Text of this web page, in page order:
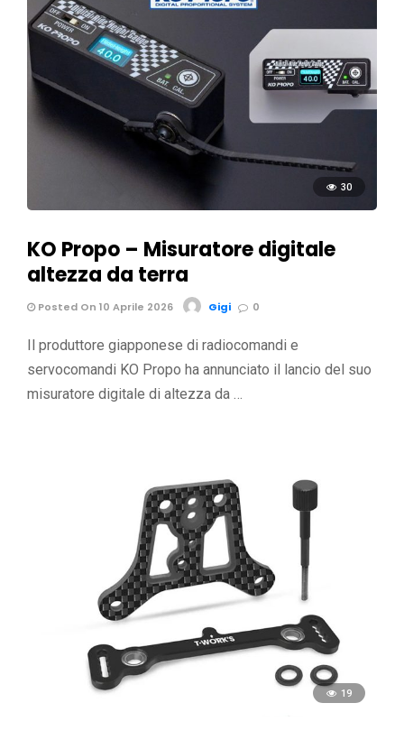
30
KO Propo – Misuratore digitale
altezza da terra
Posted On 10 Aprile 2026 Gigi 0
Il produttore giapponese di radiocomandi e
servocomandi KO Propo ha annunciato il lancio del suo
misuratore digitale di altezza da …
19